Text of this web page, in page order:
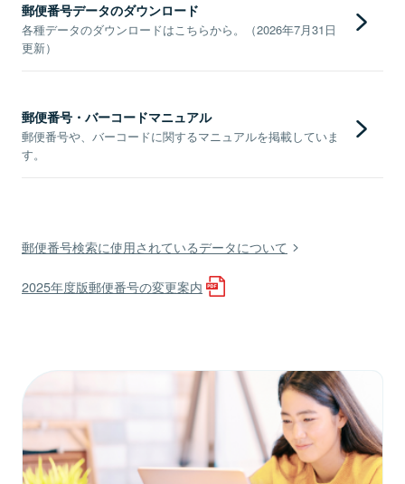
郵便番号データのダウンロード
各種データのダウンロードはこちらから。（2026年7月31日
更新）
郵便番号・バーコードマニュアル
郵便番号や、バーコードに関するマニュアルを掲載していま
す。
郵便番号検索に使用されているデータについて
2025年度版郵便番号の変更案内